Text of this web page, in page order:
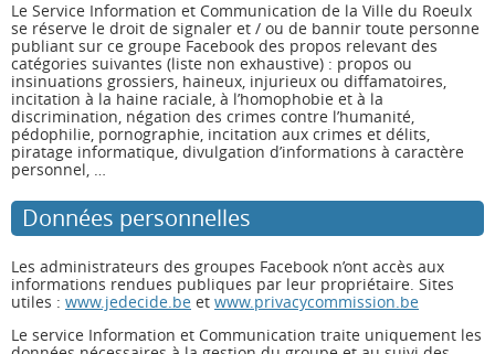
Le Service Information et Communication de la Ville du Roeulx
se réserve le droit de signaler et / ou de bannir toute personne
publiant sur ce groupe Facebook des propos relevant des
catégories suivantes (liste non exhaustive) : propos ou
insinuations grossiers, haineux, injurieux ou diffamatoires,
incitation à la haine raciale, à l’homophobie et à la
discrimination, négation des crimes contre l’humanité,
pédophilie, pornographie, incitation aux crimes et délits,
piratage informatique, divulgation d’informations à caractère
personnel, …
Données personnelles
Les administrateurs des groupes Facebook n’ont accès aux
informations rendues publiques par leur propriétaire. Sites
utiles : www.jedecide.be et www.privacycommission.be
Le service Information et Communication traite uniquement les